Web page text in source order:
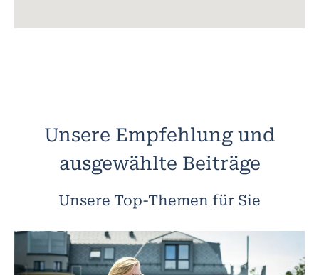
Unsere Empfehlung und
ausgewählte Beiträge
Unsere Top-Themen für Sie